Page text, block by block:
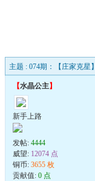
主题 : 074期：【庄家克星
【水晶公主】
新手上路
发帖: 4444
威望: 12074 点
铜币: 3655 枚
贡献值: 0 点